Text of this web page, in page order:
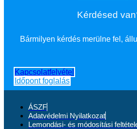
Kérdésed
Bármilyen kérdés merülne fel,
Kapcsolatfelvétel
Időpont foglalás
ÁSZF
Adatvédelmi Nyilatkozat
Lemondási- és módosítási